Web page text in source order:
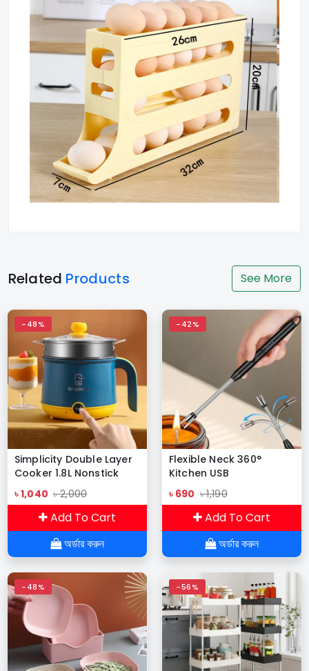
Related Products See More
-48%
Simplicity Double Layer
Cooker 1.8L Nonstick
Multifunction Hot Pot
৳ 1,040 ৳ 2,000
Add To Cart
অর্ডার করুন
-42%
Flexible Neck 360°
Kitchen USB
Rechargeable ARC
Lighter
৳ 690 ৳ 1,190
Add To Cart
অর্ডার করুন
-48% -56%